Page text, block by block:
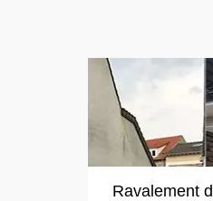
Ravalement